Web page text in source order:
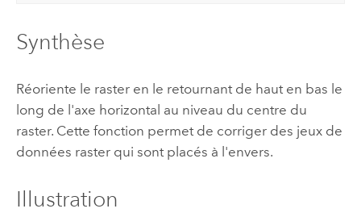
Synthèse
Réoriente le raster en le retournant de haut en bas le
long de l'axe horizontal au niveau du centre du
raster. Cette fonction permet de corriger des jeux de
données raster qui sont placés à l'envers.
Illustration